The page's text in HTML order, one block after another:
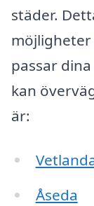
städer.
möjligheter
passar
kan
är:
Åseda